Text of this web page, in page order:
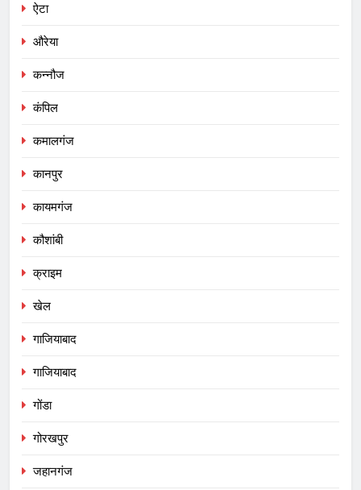
ऐटा
औरेया
कन्नौज
कंपिल
कमालगंज
कानपुर
कायमगंज
कौशांबी
क्राइम
खेल
गाजियाबाद
गाजियाबाद
गोंडा
गोरखपुर
जहानगंज